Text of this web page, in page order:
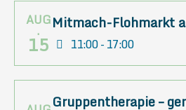
AUG
.
15
Mitmach-Flohmarkt
11:00 - 17:00
Gruppentherapie –